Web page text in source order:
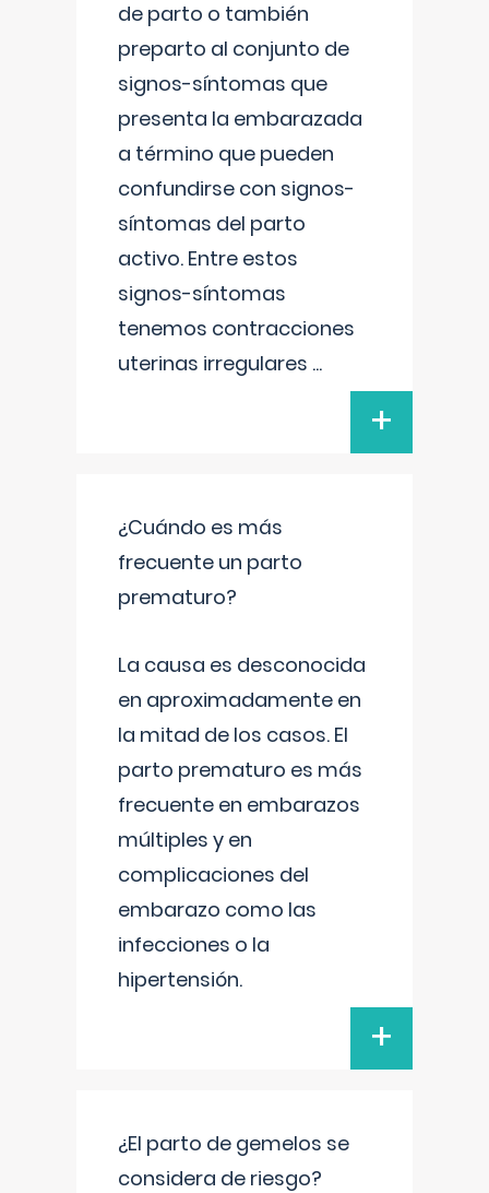
de parto o también
preparto al conjunto de
signos-síntomas que
presenta la embarazada
a término que pueden
confundirse con signos-
síntomas del parto
activo. Entre estos
signos-síntomas
tenemos contracciones
uterinas irregulares ...
+
¿Cuándo es más
frecuente un parto
prematuro?
La causa es desconocida
en aproximadamente en
la mitad de los casos. El
parto prematuro es más
frecuente en embarazos
múltiples y en
complicaciones del
embarazo como las
infecciones o la
hipertensión.
+
¿El parto de gemelos se
considera de riesgo?